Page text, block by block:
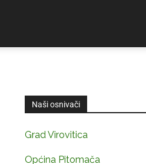
Naši osnivači
Grad Virovitica
Općina Pitomača